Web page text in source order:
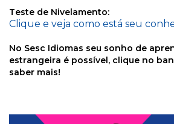
Teste de Nivelamento:
Clique e veja como está seu
No Sesc Idiomas seu sonho de
estrangeira é possível, clique no
saber mais!